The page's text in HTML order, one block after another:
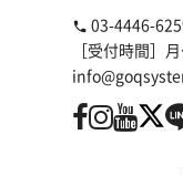
03-4446-
［受付時間］